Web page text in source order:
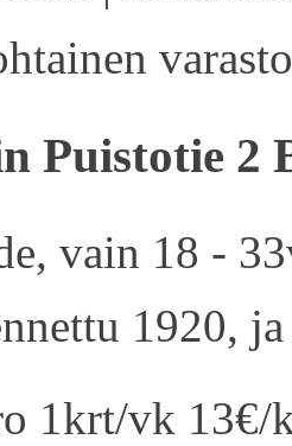
Puistotie 2
vain 18 -
1920,
1krt/vk